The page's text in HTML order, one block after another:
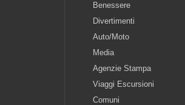
Benessere
Divertimenti
Auto/Moto
Media
Agenzie Stampa
Viaggi Escursioni
Comuni